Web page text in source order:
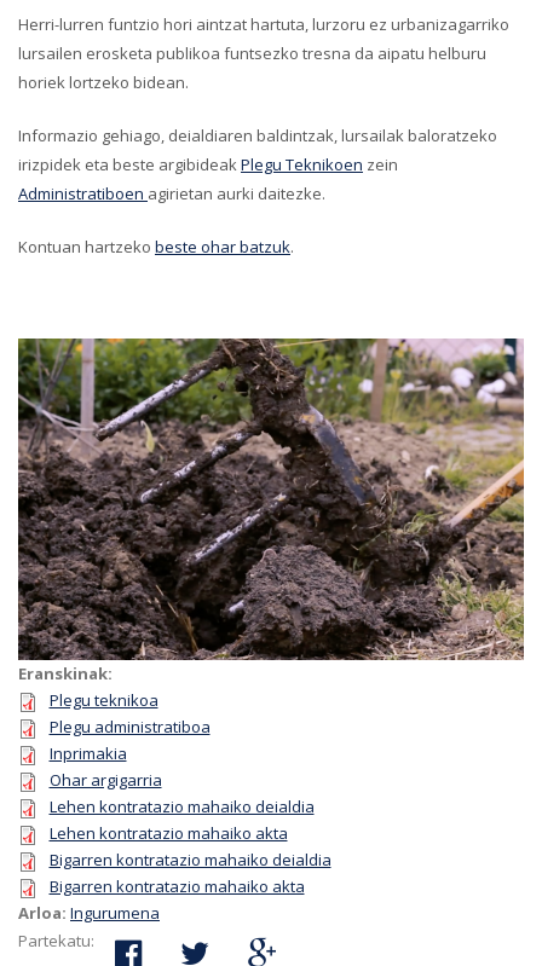
Herri-lurren funtzio hori aintzat hartuta, lurzoru ez urbanizagarriko
lursailen erosketa publikoa funtsezko tresna da aipatu helburu
horiek lortzeko bidean.
Informazio gehiago, deialdiaren baldintzak, lursailak baloratzeko
irizpidek eta beste argibideakPlegu Teknikoen zein
Administratiboen agirietan aurki daitezke.
Kontuan hartzeko beste ohar batzuk.
Eranskinak:
Plegu teknikoa
Plegu administratiboa
Inprimakia
Ohar argigarria
Lehen kontratazio mahaiko deialdia
Lehen kontratazio mahaiko akta
Bigarren kontratazio mahaiko deialdia
Bigarren kontratazio mahaiko akta
Arloa: Ingurumena
Partekatu: